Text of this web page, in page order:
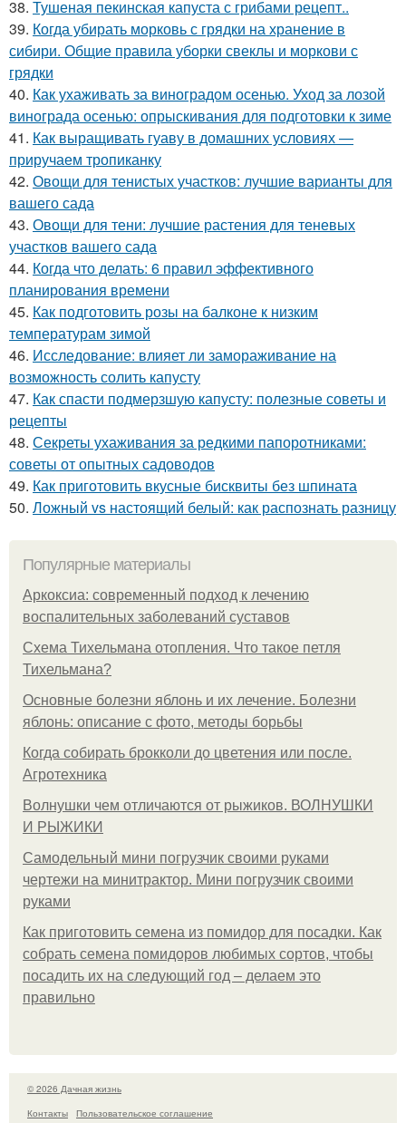
38. Тушеная пекинская капуста с грибами рецепт..
39. Когда убирать морковь с грядки на хранение в
сибири. Общие правила уборки свеклы и моркови с
грядки
40. Как ухаживать за виноградом осенью. Уход за лозой
винограда осенью: опрыскивания для подготовки к зиме
41. Как выращивать гуаву в домашних условиях —
приручаем тропиканку
42. Овощи для тенистых участков: лучшие варианты для
вашего сада
43. Овощи для тени: лучшие растения для теневых
участков вашего сада
44. Когда что делать: 6 правил эффективного
планирования времени
45. Как подготовить розы на балконе к низким
температурам зимой
46. Исследование: влияет ли замораживание на
возможность солить капусту
47. Как спасти подмерзшую капусту: полезные советы и
рецепты
48. Секреты ухаживания за редкими папоротниками:
советы от опытных садоводов
49. Как приготовить вкусные бисквиты без шпината
50. Ложный vs настоящий белый: как распознать разницу
Популярные материалы
Аркоксиа: современный подход к лечению
воспалительных заболеваний суставов
Схема Тихельмана отопления. Что такое петля
Тихельмана?
Основные болезни яблонь и их лечение. Болезни
яблонь: описание с фото, методы борьбы
Когда собирать брокколи до цветения или после.
Агротехника
Волнушки чем отличаются от рыжиков. ВОЛНУШКИ
И РЫЖИКИ
Самодельный мини погрузчик своими руками
чертежи на минитрактор. Мини погрузчик своими
руками
Как приготовить семена из помидор для посадки. Как
собрать семена помидоров любимых сортов, чтобы
посадить их на следующий год – делаем это
правильно
© 2026 Дачная жизнь
Контакты
Пользовательское соглашение